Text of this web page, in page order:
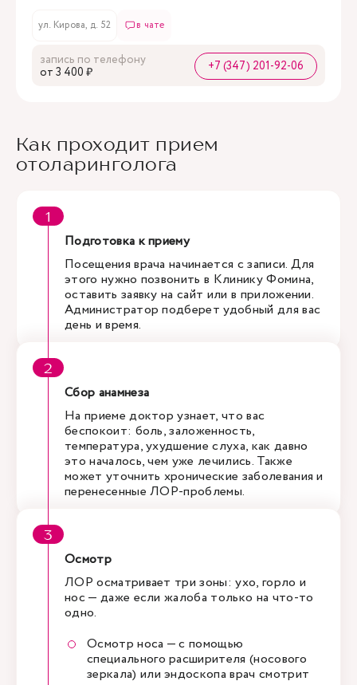
ул. Кирова, д. 52 в чате
запись по телефону
oт 3 400 ₽
+7 (347) 201-92-06
Как проходит прием
отоларинголога
Подготовка к приему
Посещения врача начинается с записи. Для
этого нужно позвонить в Клинику Фомина,
оставить заявку на сайт или в приложении.
Администратор подберет удобный для вас
день и время.
Сбор анамнеза
На приеме доктор узнает, что вас
беспокоит: боль, заложенность,
температура, ухудшение слуха, как давно
это началось, чем уже лечились. Также
может уточнить хронические заболевания и
перенесенные ЛОР-проблемы.
Осмотр
ЛОР осматривает три зоны: ухо, горло и
нос — даже если жалоба только на что-то
одно.
Осмотр носа — с помощью
специального расширителя (носового
зеркала) или эндоскопа врач смотрит